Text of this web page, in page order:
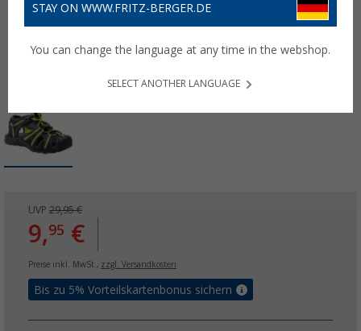
UVP 29,95 €
9,95 €
Preise inkl. MwSt., zzgl. Versandkosten
Bis zu 5% Vorteilskartenbonus sichern
STAY ON WWW.FRITZ-BERGER.DE
You can change the language at any time in the webshop.
SELECT ANOTHER LANGUAGE